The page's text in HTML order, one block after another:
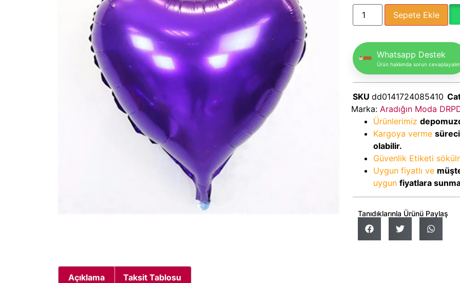
Sepete Ekle
Whatsapp Destek
Ürün hakkında sorun cevaplayalım
SKU dd0141724085410
Marka: Aradığın Moda
Ürünlerimiz
Kargoya verme
olabilir.
Güvenlik Etiketi
Uygun fiyatlı ve
uygun fiyatlara
Tanıdıklarınla Ürünü Paylaş
Açıklama Taksit Tablosu